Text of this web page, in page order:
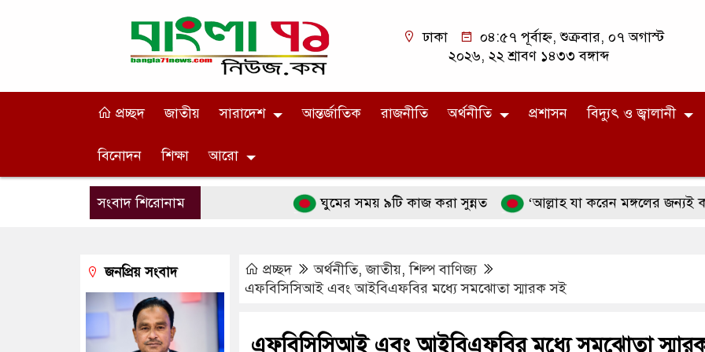
ঢাকা
০৪:৫৭ পূর্বাহ্ন, শুক্রবার, ০৭ অগাস্ট
২০২৬, ২২ শ্রাবণ ১৪৩৩ বঙ্গাব্দ
প্রচ্ছদ জাতীয় সারাদেশ আন্তর্জাতিক রাজনীতি অর্থনীতি প্রশাসন বিদ্যুৎ ও জ্বালানী
বিনোদন শিক্ষা আরো
সংবাদ শিরোনাম ঘুমের সময় ৯টি কাজ করা সুন্নত ‘আল্লাহ যা করেন মঙ্গলের জন্যই করেন’
প্রচ্ছদ অর্থনীতি,জাতীয়,শিল্প বাণিজ্য
এফবিসিসিআই এবং আইবিএফবির মধ্যে সমঝোতা স্মারক সই
এফবিসিসিআই এবং আইবিএফবির মধ্যে সমঝোতা
জনপ্রিয় সংবাদ